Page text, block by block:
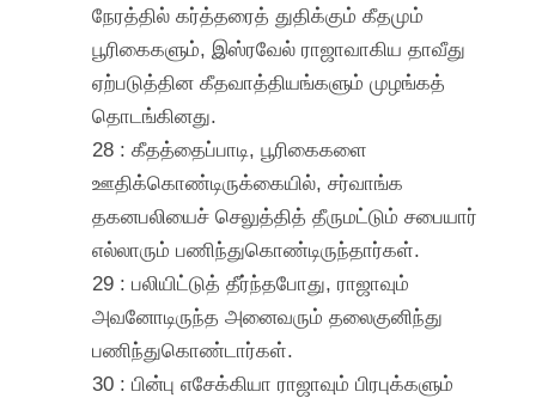
நேரத்தில் கர்த்தரைத் துதிக்கும் கீதமும்
பூரிகைகளும், இஸ்ரவேல் ராஜாவாகிய தாவீது
ஏற்படுத்தின கீதவாத்தியங்களும் முழங்கத்
தொடங்கினது.
28 : கீதத்தைப்பாடி, பூரிகைகளை
ஊதிக்கொண்டிருக்கையில், சர்வாங்க
தகனபலியைச் செலுத்தித் தீருமட்டும் சபையார்
எல்லாரும் பணிந்துகொண்டிருந்தார்கள்.
29 : பலியிட்டுத் தீர்ந்தபோது, ராஜாவும்
அவனோடிருந்த அனைவரும் தலைகுனிந்து
பணிந்துகொண்டார்கள்.
30 : பின்பு எசேக்கியா ராஜாவும் பிரபுக்களும்